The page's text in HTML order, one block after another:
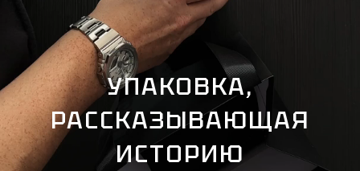
УПАКОВКА,
РАССКАЗЫВАЮЩАЯ
ИСТОРИЮ